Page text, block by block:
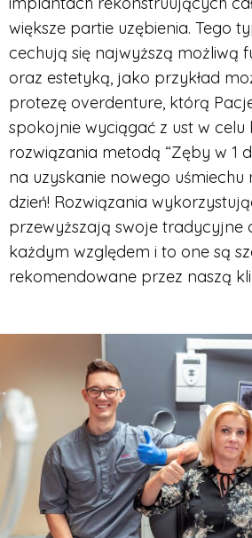
większe partie uzębienia. Tego
cechują się najwyższą możliwą
oraz estetyką, jako przykład
protezę overdenture, którą
spokojnie wyciągać z ust w celu
rozwiązania metodą “Zęby w 1
na uzyskanie nowego uśmiechu
dzień! Rozwiązania
przewyższają swoje tradycyjne
każdym względem i to one są
rekomendowane przez naszą